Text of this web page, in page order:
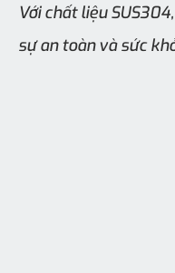
Với chất liệu
sự an toàn và sức